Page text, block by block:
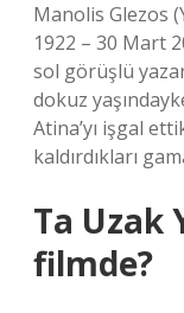
Manolis Glezos
1922 – 30 Mart
sol görüşlü yazar
dokuz
Atina’yı işgal
kaldırdıkları
Ta Uzak
filmde?